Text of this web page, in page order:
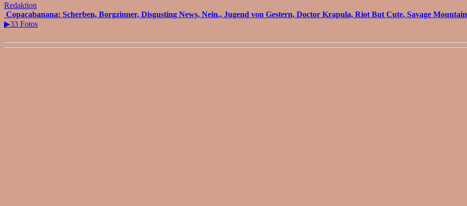
Redaktion
Copacabanana: Scherben, Borgzinner, Disgusting News, Nein., Jugend von Gestern, Doctor Krapula, Riot But Cute, Savage Mountain
▶33 Fotos